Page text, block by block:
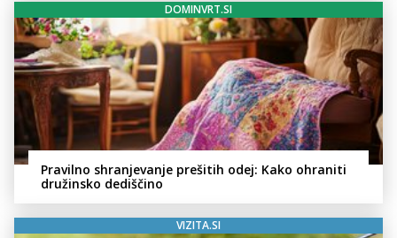
DOMINVRT.SI
Pravilno shranjevanje prešitih odej: Kako ohraniti
družinsko dediščino
VIZITA.SI